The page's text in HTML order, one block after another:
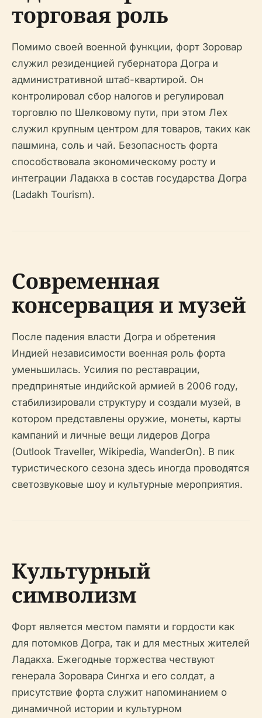
торговая роль
Помимо своей военной функции, форт Зоровар
служил резиденцией губернатора Догра и
административной штаб-квартирой. Он
контролировал сбор налогов и регулировал
торговлю по Шелковому пути, при этом Лех
служил крупным центром для товаров, таких как
пашмина, соль и чай. Безопасность форта
способствовала экономическому росту и
интеграции Ладакха в состав государства Догра
(Ladakh Tourism).
Современная
консервация и музей
После падения власти Догра и обретения
Индией независимости военная роль форта
уменьшилась. Усилия по реставрации,
предпринятые индийской армией в 2006 году,
стабилизировали структуру и создали музей, в
котором представлены оружие, монеты, карты
кампаний и личные вещи лидеров Догра
(Outlook Traveller, Wikipedia, WanderOn). В пик
туристического сезона здесь иногда проводятся
светозвуковые шоу и культурные мероприятия.
Культурный
символизм
Форт является местом памяти и гордости как
для потомков Догра, так и для местных жителей
Ладакха. Ежегодные торжества чествуют
генерала Зоровара Сингха и его солдат, а
присутствие форта служит напоминанием о
динамичной истории и культурном